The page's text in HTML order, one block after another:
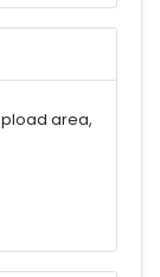
area,